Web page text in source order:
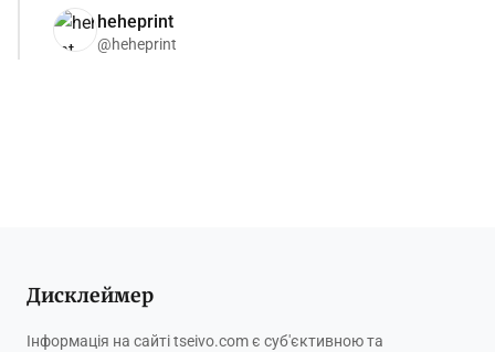
heheprint
@heheprint
Дисклеймер
Інформація на сайті tseivo.com є суб'єктивною та